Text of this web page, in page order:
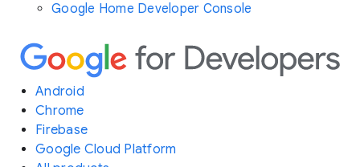
Google Home Developer Console
Android
Chrome
Firebase
Google Cloud Platform